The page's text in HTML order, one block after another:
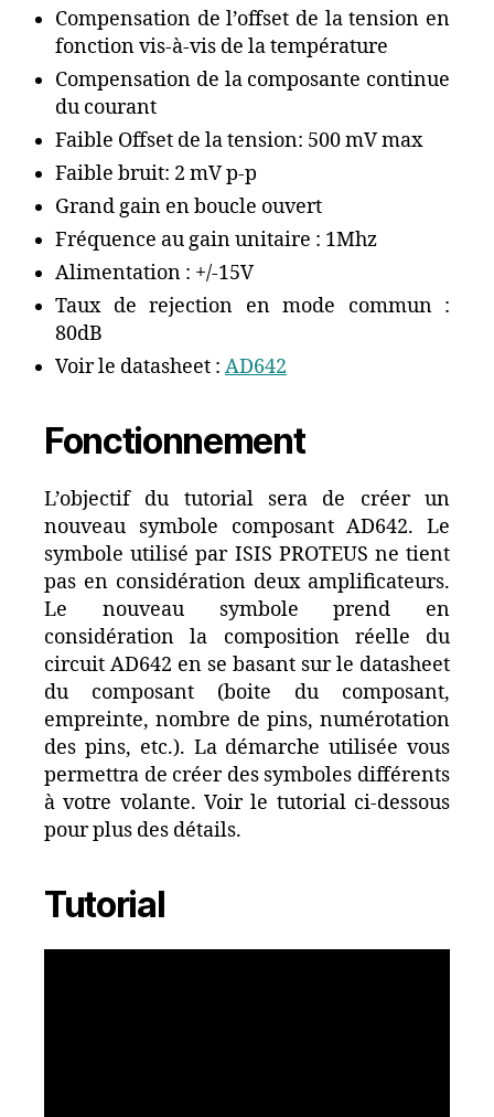
Compensation de l’offset de la tension en
fonction vis-à-vis de la température
Compensation de la composante continue
du courant
Faible Offset de la tension: 500 mV max
Faible bruit: 2 mV p-p
Grand gain en boucle ouvert
Fréquence au gain unitaire : 1Mhz
Alimentation : +/-15V
Taux de rejection en mode commun :
80dB
Voir le datasheet : AD642
Fonctionnement
L’objectif du tutorial sera de créer un
nouveau symbole composant AD642. Le
symbole utilisé par ISIS PROTEUS ne tient
pas en considération deux amplificateurs.
Le nouveau symbole prend en
considération la composition réelle du
circuit AD642 en se basant sur le datasheet
du composant (boite du composant,
empreinte, nombre de pins, numérotation
des pins, etc.). La démarche utilisée vous
permettra de créer des symboles différents
à votre volante. Voir le tutorial ci-dessous
pour plus des détails.
Tutorial